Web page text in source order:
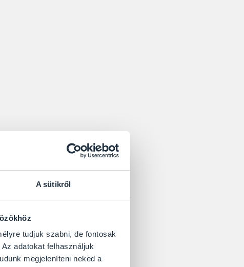
A sütikről
tudjuk szabni, de fontosak
adatokat felhasználjuk
megjeleníteni neked a